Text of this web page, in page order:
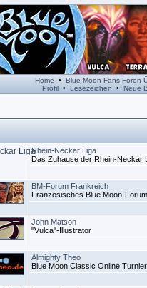
Home • Blue Moon Fans Foren-
Profil• Lesezeichen • Neue
Rhein-Neckar Liga
Das Zuhause der Rhein-Neckar
BM-Forum Frankreich
Französisches Blue Moon-Forum
John Matson
"Vulca"-Illustrator
Almighty Theo
Blue Moon Classic Online